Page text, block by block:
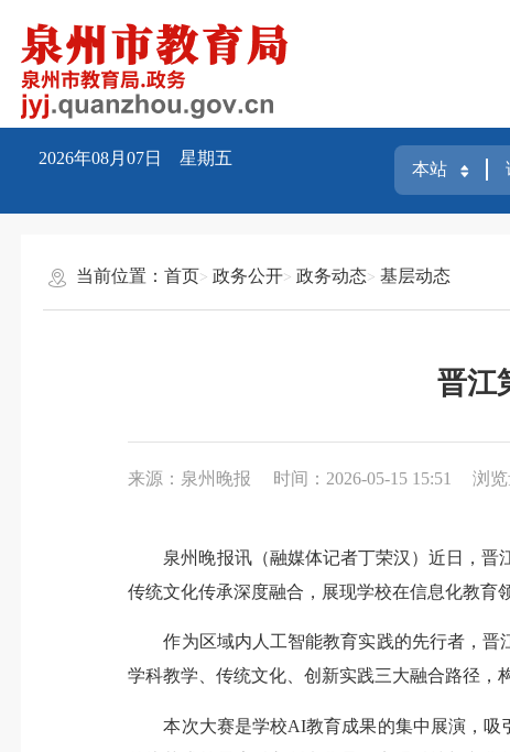
2026年08月07日 星期五
当前位置：首页 政务公开 政务动态 基层动态
晋江
来源：泉州晚报 时间：2026-05-15 15:51 浏览
泉州晚报讯（融媒体记者丁荣汉）近日，晋江
传统文化传承深度融合，展现学校在信息化教育
作为区域内人工智能教育实践的先行者，晋
学科教学、传统文化、创新实践三大融合路径，
本次大赛是学校AI教育成果的集中展演，吸引